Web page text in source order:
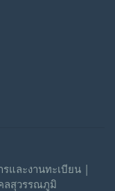
และงานทะเบียน |
ลสุวรรณภูมิ